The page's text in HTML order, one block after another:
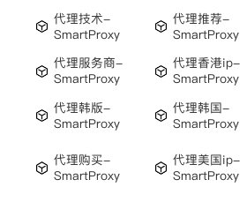
代理技术-
SmartProxy
代理推荐-
SmartProxy
代理服务商-
SmartProxy
代理香港ip-
SmartProxy
代理韩版-
SmartProxy
代理韩国-
SmartProxy
代理购买-
SmartProxy
代理美国ip-
SmartProxy